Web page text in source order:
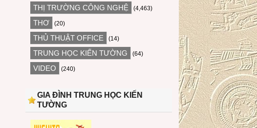
THỊ TRƯỜNG CÔNG NGHỆ (4,463)
THƠ (20)
THỦ THUẬT OFFICE (14)
TRUNG HỌC KIẾN TƯỜNG (64)
VIDEO (240)
GIA ĐÌNH TRUNG HỌC KIẾN
TƯỜNG